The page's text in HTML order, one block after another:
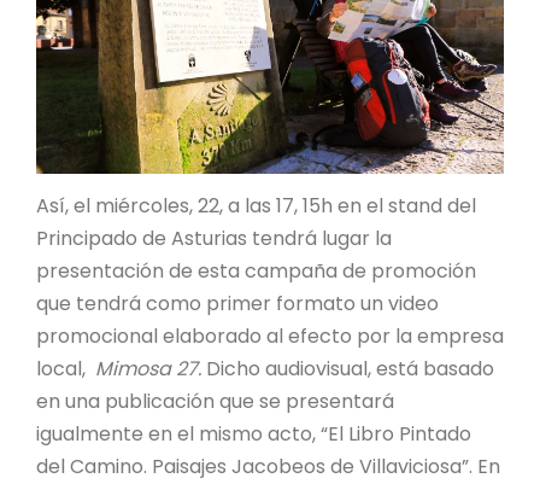
Así, el miércoles, 22, a las 17, 15h en el stand del
Principado de Asturias tendrá lugar la
presentación de esta campaña de promoción
que tendrá como primer formato un video
promocional elaborado al efecto por la empresa
local, Mimosa 27. Dicho audiovisual, está basado
en una publicación que se presentará
igualmente en el mismo acto, “El Libro Pintado
del Camino. Paisajes Jacobeos de Villaviciosa”. En